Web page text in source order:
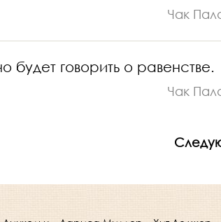
Чак
будет говорить о равенстве.
Чак